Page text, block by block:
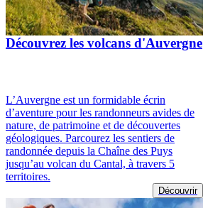
Découvrez les volcans d'Auvergne
L’Auvergne est un formidable écrin
d’aventure pour les randonneurs avides de
nature, de patrimoine et de découvertes
géologiques. Parcourez les sentiers de
randonnée depuis la Chaîne des Puys
jusqu’au volcan du Cantal, à travers 5
territoires.
Découvrir